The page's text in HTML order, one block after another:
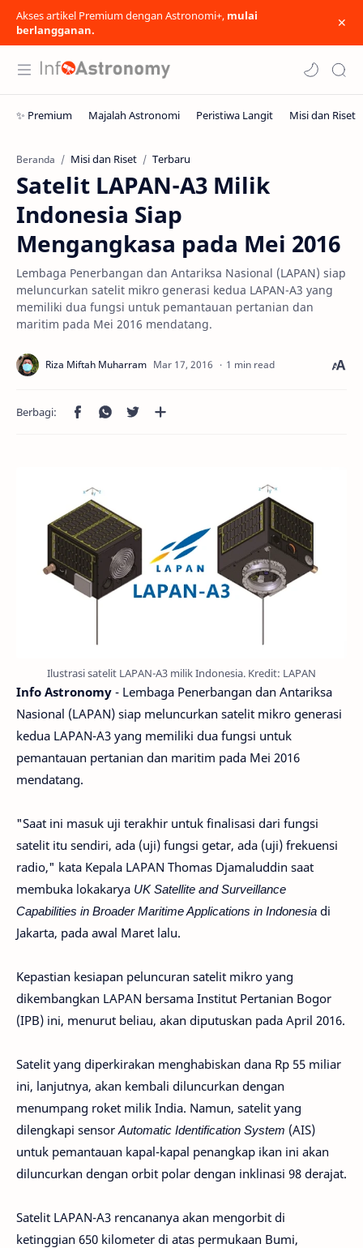
Akses artikel Premium dengan Astronomi+, mulai
berlangganan.
Beranda Misi dan Riset Terbaru
Satelit LAPAN-A3 Milik
Indonesia Siap
Mengangkasa pada Mei 2016
Lembaga Penerbangan dan Antariksa Nasional (LAPAN) siap
meluncurkan satelit mikro generasi kedua LAPAN-A3 yang
memiliki dua fungsi untuk pemantauan pertanian dan
maritim pada Mei 2016 mendatang.
1 min read
Ilustrasi satelit LAPAN-A3 milik Indonesia. Kredit: LAPAN
Info Astronomy - Lembaga Penerbangan dan Antariksa
Nasional (LAPAN) siap meluncurkan satelit mikro generasi
kedua LAPAN-A3 yang memiliki dua fungsi untuk
pemantauan pertanian dan maritim pada Mei 2016
mendatang.
"Saat ini masuk uji terakhir untuk finalisasi dari fungsi
satelit itu sendiri, ada (uji) fungsi getar, ada (uji) frekuensi
radio," kata Kepala LAPAN Thomas Djamaluddin saat
membuka lokakarya UK Satellite and Surveillance
Capabilities in Broader Maritime Applications in Indonesia di
Jakarta, pada awal Maret lalu.
Kepastian kesiapan peluncuran satelit mikro yang
dikembangkan LAPAN bersama Institut Pertanian Bogor
(IPB) ini, menurut beliau, akan diputuskan pada April 2016.
Satelit yang diperkirakan menghabiskan dana Rp 55 miliar
ini, lanjutnya, akan kembali diluncurkan dengan
menumpang roket milik India. Namun, satelit yang
dilengkapi sensorAutomatic Identification System (AIS)
untuk pemantauan kapal-kapal penangkap ikan ini akan
diluncurkan dengan orbit polar dengan inklinasi 98 derajat.
Satelit LAPAN-A3 rencananya akan mengorbit di
ketinggian 650 kilometer di atas permukaan Bumi,